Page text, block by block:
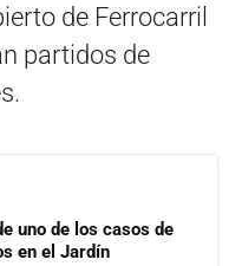
de Ferrocarril
partidos de
uno de los casos de
en el Jardín